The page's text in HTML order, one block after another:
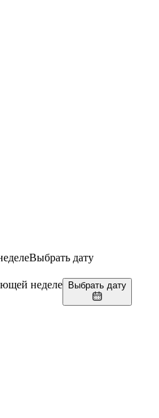
Выбрать дату
неделе Выбрать дату